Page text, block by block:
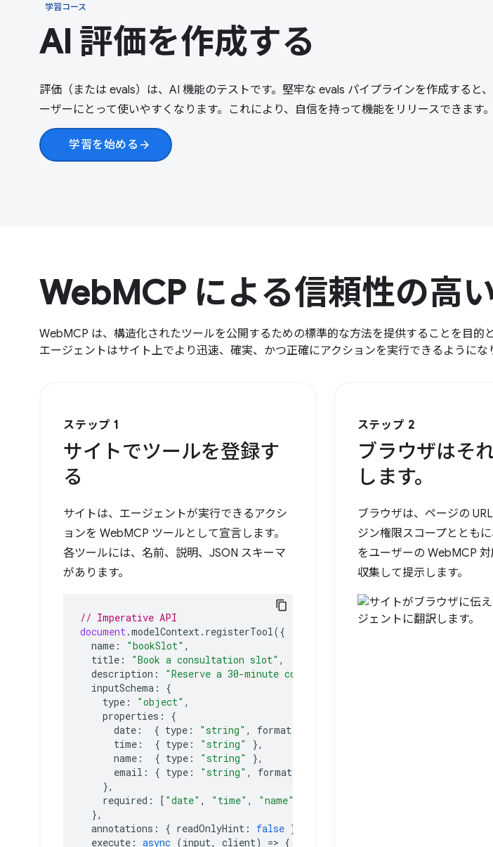
学習コース
AI 評価を作成する
評価（または evals）は、AI 機能のテストです。堅牢な evals パイプラインを作成すると
ーザーにとって使いやすくなります。これにより、自信を持って機能をリリースできます。
学習を始める arrow_forward
WebMCP による信頼性の高
WebMCP は、構造化されたツールを公開するための標準的な方法を提供することを目的
エージェントはサイト上でより迅速、確実、かつ正確にアクションを実行できるようにな
ステップ 1
サイトでツールを登録す
る
サイトは、エージェントが実行できるアクシ
ョンを WebMCP ツールとして宣言します。
各ツールには、名前、説明、JSON スキーマ
があります。
// Imperative API
document .modelContext . registerTool ({
name : "bookSlot" ,
title : "Book a consultation slot" ,
description : "Reserve a 30-minute consultation."
inputSchema :
{
type : "object" ,
properties :
{
date : { type : "string" , format
time : { type : "string"
},
name : { type : "string"
},
email : { type : "string" , format
},
required : [ "date" , "time" , "name"
},
annotations : { readOnlyHint : false },
execute : async (input, client) => {
ステップ 2
ブラウザはそ
します。
ブラウザは、ページの
ジン権限スコープととも
をユーザーの WebMCP
収集して提示します。